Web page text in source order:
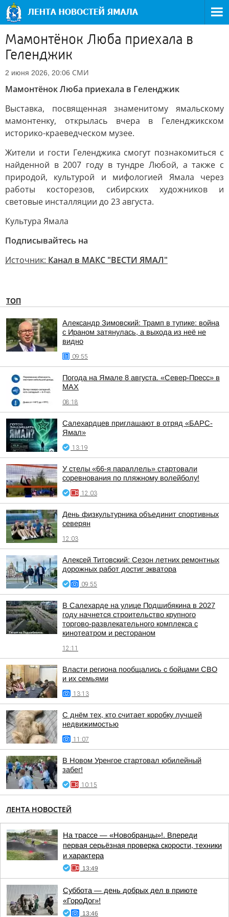
Мамонтёнок Люба приехала в
Геленджик
2 июня 2026, 20:06 СМИ
Мамонтёнок Люба приехала в Геленджик
Выставка, посвященная знаменитому ямальскому
мамонтенку, открылась вчера в Геленджикском
историко-краеведческом музее.
Жители и гости Геленджика смогут познакомиться с
найденной в 2007 году в тундре Любой, а также с
природой, культурой и мифологией Ямала через
работы косторезов, сибирских художников и
световые инсталляции до 23 августа.
Культура Ямала
Подписывайтесь на
Источник: Канал в МАКС "ВЕСТИ ЯМАЛ"
ТОП
Александр Зимовский: Трамп в тупике: война
с Ираном затянулась, а выхода из неё не
видно
09:55
Погода на Ямале 8 августа. «Север-Пресс» в
MAX
08:18
Салехардцев приглашают в отряд «БАРС-
Ямал»
13:19
У стелы «66-я параллель» стартовали
соревнования по пляжному волейболу!
12:03
День физкультурника объединит спортивных
северян
12:03
Алексей Титовский: Сезон летних ремонтных
дорожных работ достиг экватора
09:55
В Салехарде на улице Подшибякина в 2027
году начнется строительство крупного
торгово-развлекательного комплекса с
кинотеатром и рестораном
12:11
Власти региона пообщались с бойцами СВО
и их семьями
13:13
С днём тех, кто считает коробку лучшей
недвижимостью
11:07
В Новом Уренгое стартовал юбилейный
забег!
10:15
ЛЕНТА НОВОСТЕЙ
На трассе — «Новобранцы»!. Впереди
первая серьёзная проверка скорости, техники
и характера
13:49
Суббота — день добрых дел в приюте
«ГороДог»!
13:46